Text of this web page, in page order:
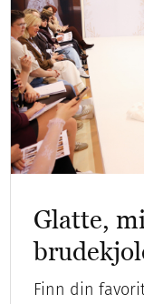
Glatte,
Finn din